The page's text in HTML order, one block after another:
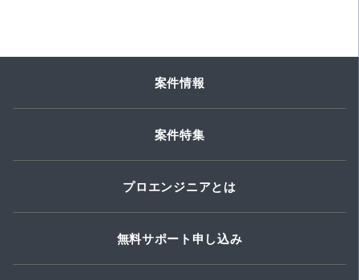
案件情報
案件特集
プロエンジニアとは
無料サポート申し込み